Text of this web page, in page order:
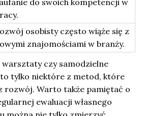
osobisty często wiąże się z
znajomościami w branży.
warsztaty czy samodzielne
tylko niektóre z metod, które
rozwój. Warto także pamiętać o
ewaluacji własnego